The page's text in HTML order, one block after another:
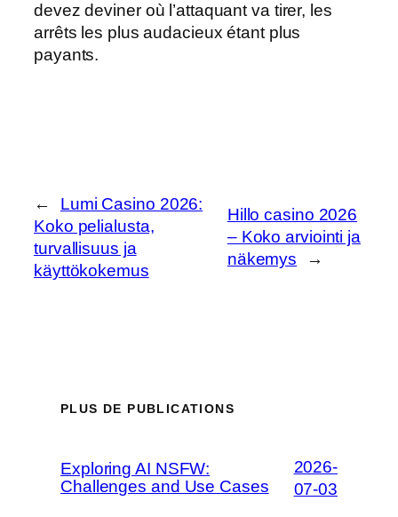
devez deviner où l’attaquant va tirer, les
arrêts les plus audacieux étant plus
payants.
←
Lumi Casino 2026:
Koko pelialusta,
turvallisuus ja
käyttökokemus
Hillo casino 2026
– Koko arviointi ja
näkemys
→
PLUS DE PUBLICATIONS
Exploring AI NSFW:
Challenges and Use Cases
2026-
07-03